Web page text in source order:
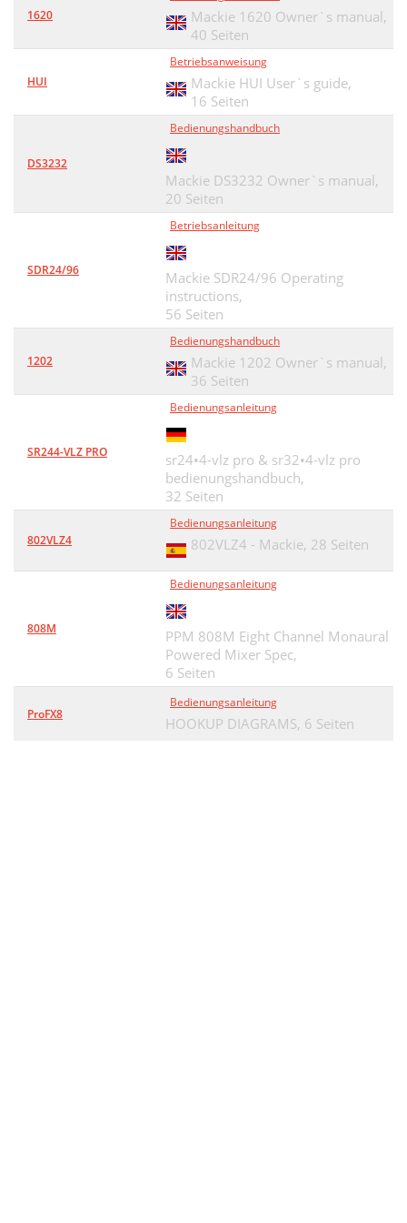
1620
Mackie 1620 Owner`s manual,
40 Seiten
HUI
Betriebsanweisung
Mackie HUI User`s guide,
16 Seiten
DS3232
Bedienungshandbuch
Mackie DS3232 Owner`s manual,
20 Seiten
SDR24/96
Betriebsanleitung
Mackie SDR24/96 Operating
instructions,
56 Seiten
1202
Bedienungshandbuch
Mackie 1202 Owner`s manual,
36 Seiten
SR244-VLZ PRO
Bedienungsanleitung
sr24•4-vlz pro & sr32•4-vlz pro
bedienungshandbuch,
32 Seiten
802VLZ4
Bedienungsanleitung
802VLZ4 - Mackie, 28 Seiten
808M
Bedienungsanleitung
PPM 808M Eight Channel Monaural
Powered Mixer Spec,
6 Seiten
ProFX8
Bedienungsanleitung
HOOKUP DIAGRAMS, 6 Seiten